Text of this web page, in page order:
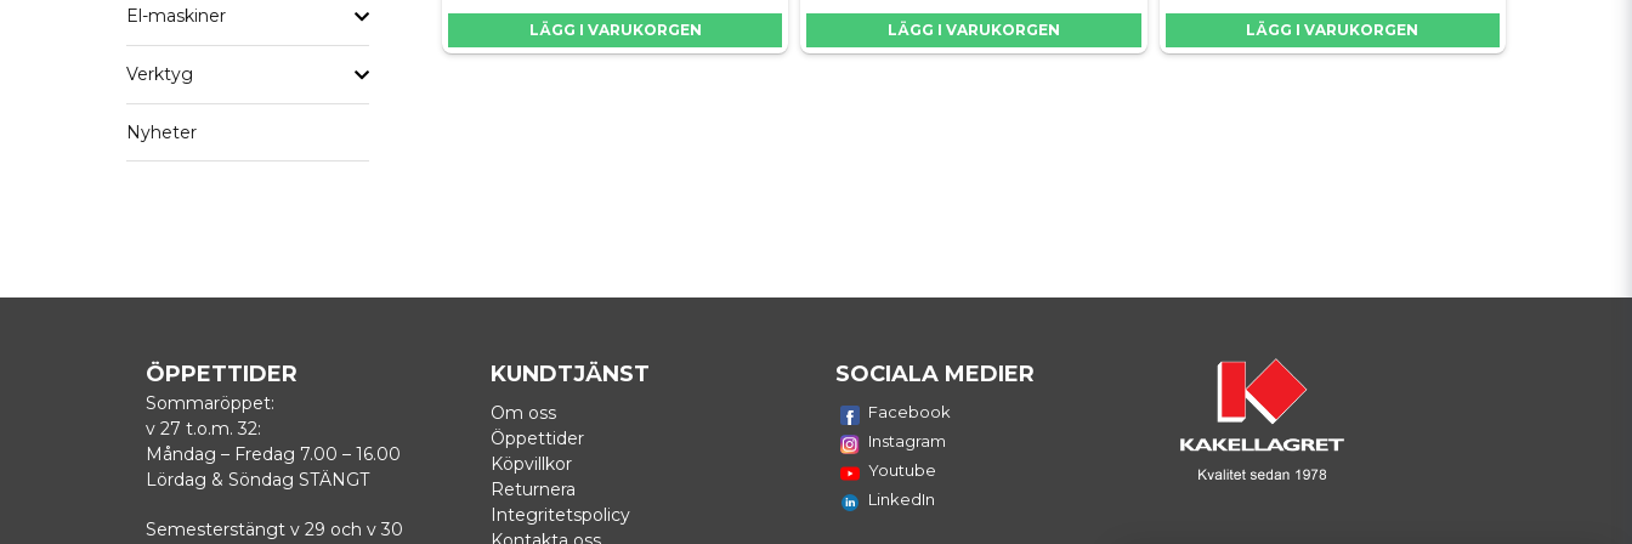
El-maskiner
Verktyg
Nyheter
LÄGG I VARUKORGEN LÄGG I VARUKORGEN LÄGG I VARUKORGEN
ÖPPETTIDER
Sommaröppet:
v 27 t.o.m. 32:
Måndag – Fredag 7.00 – 16.00
Lördag & Söndag STÄNGT
Semesterstängt v 29 och v 30
KUNDTJÄNST
Om oss
Öppettider
Köpvillkor
Returnera
Integritetspolicy
SOCIALA MEDIER
Facebook
Instagram
Youtube
LinkedIn